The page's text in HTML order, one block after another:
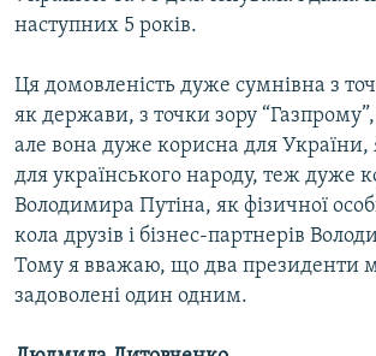
наступних 5 років.
Ця домовленість дуже сумнівна з
як держави, з точки зору
але вона дуже корисна для
для українського народу, теж дуже
Володимира Путіна, як фізичної
кола друзів і бізнес-партнерів
Тому я вважаю, що два президенти
задоволені один одним.